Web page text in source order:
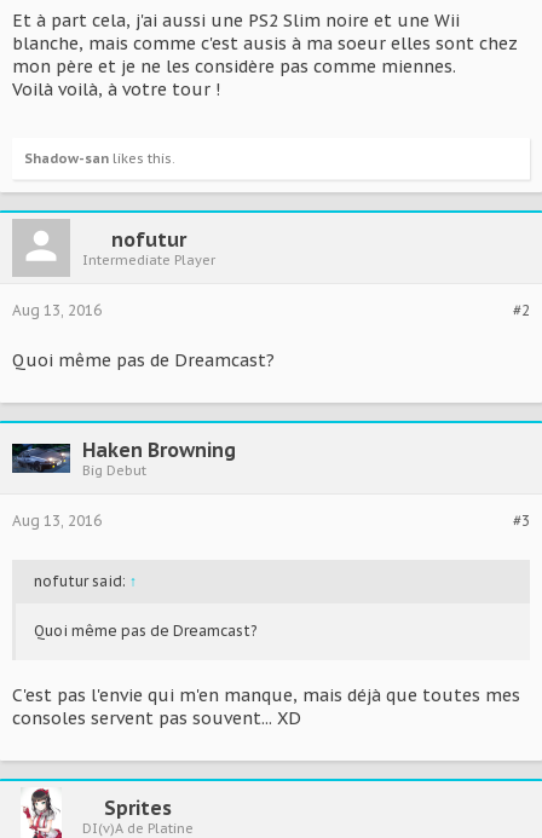
Et à part cela, j'ai aussi une PS2 Slim noire et une Wii
blanche, mais comme c'est ausis à ma soeur elles sont chez
mon père et je ne les considère pas comme miennes.
Voilà voilà, à votre tour !
Shadow-san likes this.
nofutur
Intermediate Player
#2
Aug 13, 2016
Quoi même pas de Dreamcast?
Haken Browning
Big Debut
#3
Aug 13, 2016
nofutur said: ↑
Quoi même pas de Dreamcast?
C'est pas l'envie qui m'en manque, mais déjà que toutes mes
consoles servent pas souvent... XD
Sprites
DI(v)A de Platine